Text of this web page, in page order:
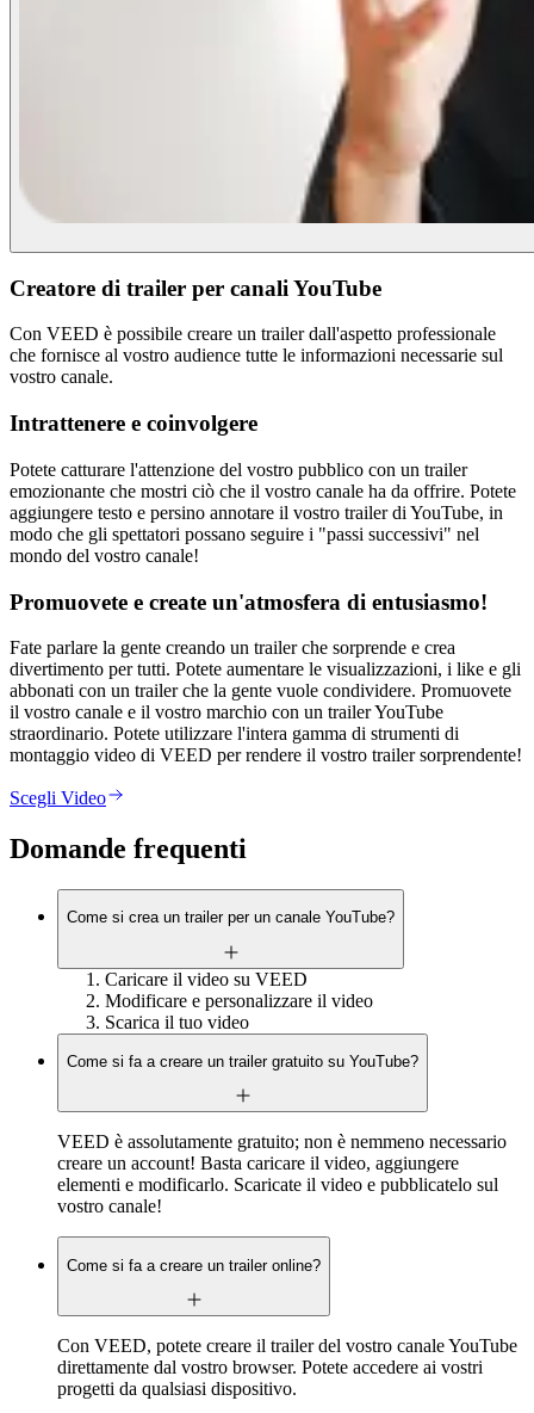
Creatore di trailer per canali YouTube
Con VEED è possibile creare un trailer dall'aspetto professionale
che fornisce al vostro audience tutte le informazioni necessarie sul
vostro canale.
Intrattenere e coinvolgere
Potete catturare l'attenzione del vostro pubblico con un trailer
emozionante che mostri ciò che il vostro canale ha da offrire. Potete
aggiungere testo e persino annotare il vostro trailer di YouTube, in
modo che gli spettatori possano seguire i "passi successivi" nel
mondo del vostro canale!
Promuovete e create un'atmosfera di entusiasmo!
Fate parlare la gente creando un trailer che sorprende e crea
divertimento per tutti. Potete aumentare le visualizzazioni, i like e gli
abbonati con un trailer che la gente vuole condividere. Promuovete
il vostro canale e il vostro marchio con un trailer YouTube
straordinario. Potete utilizzare l'intera gamma di strumenti di
montaggio video di VEED per rendere il vostro trailer sorprendente!
Scegli Video
Domande frequenti
Come si crea un trailer per un canale YouTube?
Caricare il video su VEED
Modificare e personalizzare il video
Scarica il tuo video
Come si fa a creare un trailer gratuito su YouTube?
VEED è assolutamente gratuito; non è nemmeno necessario
creare un account! Basta caricare il video, aggiungere
elementi e modificarlo. Scaricate il video e pubblicatelo sul
vostro canale!
Come si fa a creare un trailer online?
Con VEED, potete creare il trailer del vostro canale YouTube
direttamente dal vostro browser. Potete accedere ai vostri
progetti da qualsiasi dispositivo.